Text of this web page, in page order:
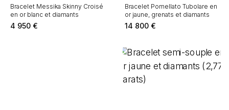
Bracelet Messika Skinny Croisé
en or blanc et diamants
4 950 €
Bracelet Pomellato Tubolare en
or jaune, grenats et diamants
14 800 €